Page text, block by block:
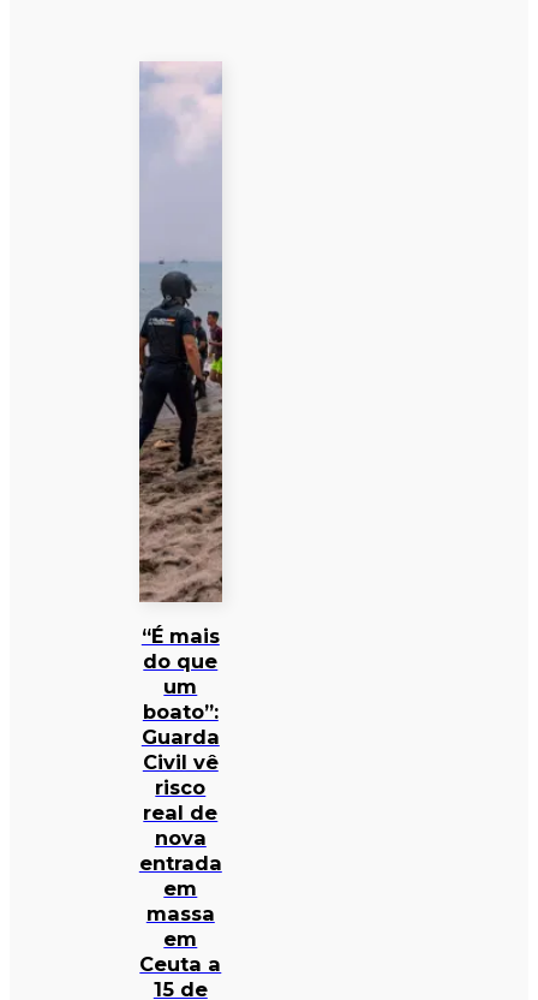
“É mais
do que
um
boato”:
Guarda
Civil vê
risco
real de
nova
entrada
em
massa
em
Ceuta a
15 de